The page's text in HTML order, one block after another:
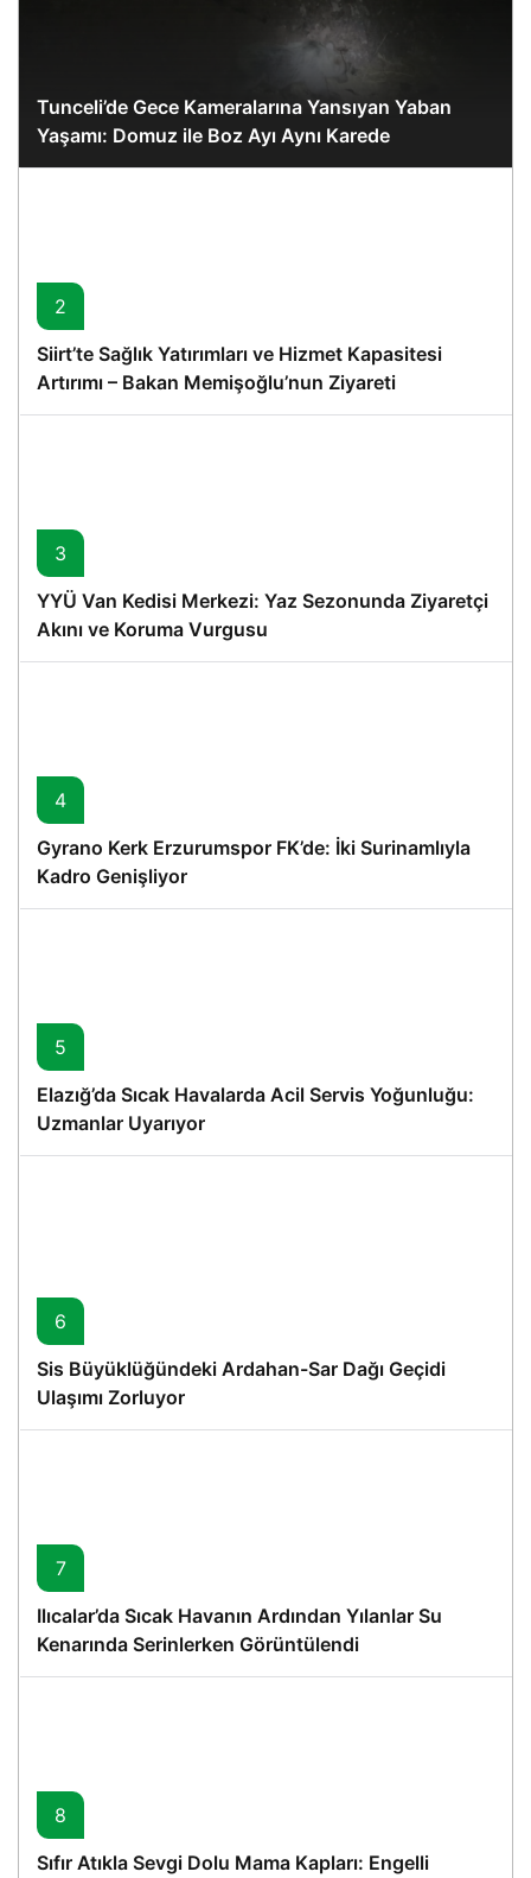
Tunceli’de Gece Kameralarına Yansıyan Yaban
Yaşamı: Domuz ile Boz Ayı Aynı Karede
2
Siirt’te Sağlık Yatırımları ve Hizmet Kapasitesi
Artırımı – Bakan Memişoğlu’nun Ziyareti
3
YYÜ Van Kedisi Merkezi: Yaz Sezonunda Ziyaretçi
Akını ve Koruma Vurgusu
4
Gyrano Kerk Erzurumspor FK’de: İki Surinamlıyla
Kadro Genişliyor
5
Elazığ’da Sıcak Havalarda Acil Servis Yoğunluğu:
Uzmanlar Uyarıyor
6
Sis Büyüklüğündeki Ardahan-Sar Dağı Geçidi
Ulaşımı Zorluyor
7
Ilıcalar’da Sıcak Havanın Ardından Yılanlar Su
Kenarında Serinlerken Görüntülendi
8
Sıfır Atıkla Sevgi Dolu Mama Kapları: Engelli